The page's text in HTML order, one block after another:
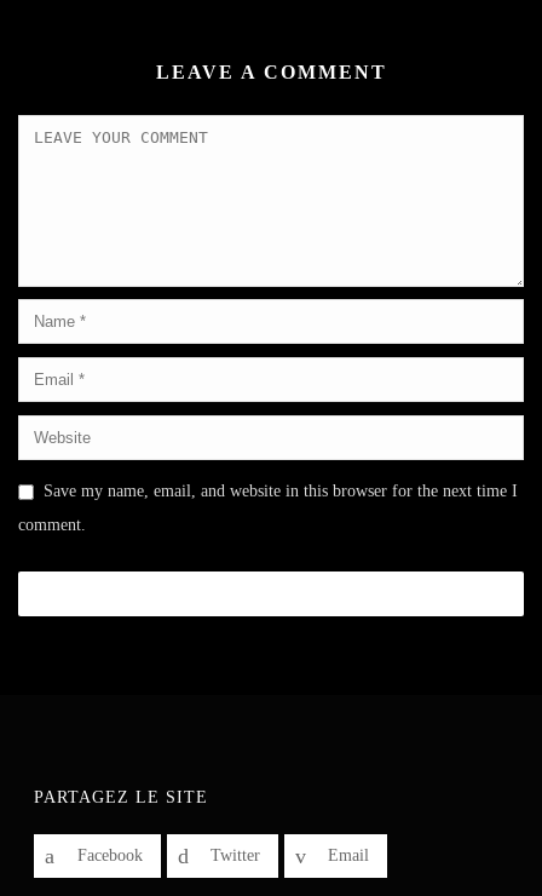
LEAVE A COMMENT
Save my name, email, and website in this browser for the next time I
comment.
PARTAGEZ LE SITE
Facebook Twitter Email